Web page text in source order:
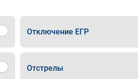
Отключение ЕГР
Отстрелы